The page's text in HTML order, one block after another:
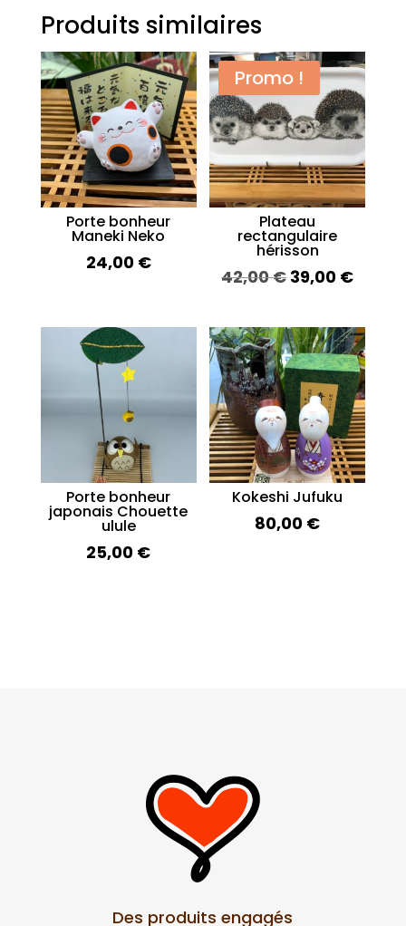
Produits similaires
Porte bonheur
Maneki Neko
24,00 €
Promo !
Plateau
rectangulaire
hérisson
42,00€ Le
initial
était :
42,00 €.
39,00 €Le
est :
39,00
Porte bonheur
japonais Chouette
ulule
25,00 €
Kokeshi Jufuku
80,00 €
Des produits engagés